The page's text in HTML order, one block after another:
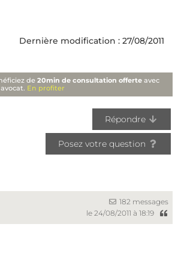
Dernière modification : 27/08/2011
de20min de consultation offerte avec
En profiter
Répondre
Posez votre question
182 messages
le 24/08/2011 à 18:19